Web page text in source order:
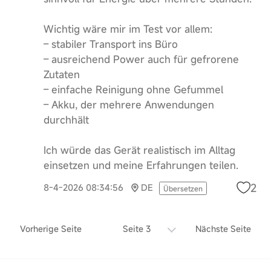
Wichtig wäre mir im Test vor allem:
– stabiler Transport ins Büro
– ausreichend Power auch für gefrorene
Zutaten
– einfache Reinigung ohne Gefummel
– Akku, der mehrere Anwendungen
durchhält
Ich würde das Gerät realistisch im Alltag
einsetzen und meine Erfahrungen teilen.
8-4-2026 08:34:56 DE Übersetzen 2
Vorherige Seite Seite 3 Nächste Seite